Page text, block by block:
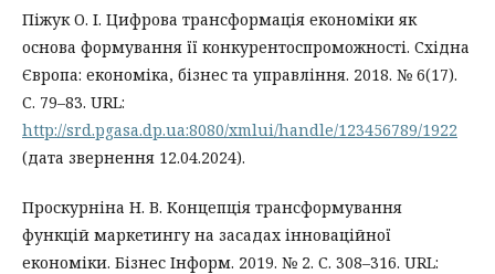
Піжук О. І. Цифрова трансформація економіки як
основа формування її конкурентоспроможності. Східна
Європа: економіка, бізнес та управління. 2018. № 6(17).
С. 79–83. URL:
http://srd.pgasa.dp.ua:8080/xmlui/handle/123456789/1922
(дата звернення 12.04.2024).
Проскурніна Н. В. Концепція трансформування
функцій маркетингу на засадах інноваційної
економіки. Бізнес Інформ. 2019. № 2. С. 308–316. URL: